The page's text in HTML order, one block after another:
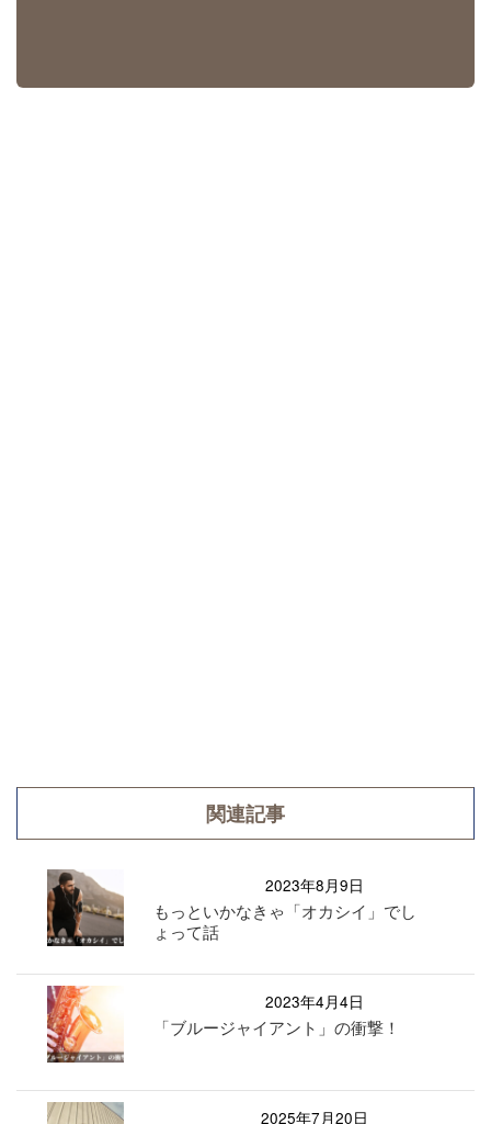
関連記事
2023年8月9日
もっといかなきゃ「オカシイ」でし
ょって話
2023年4月4日
「ブルージャイアント」の衝撃！
2025年7月20日